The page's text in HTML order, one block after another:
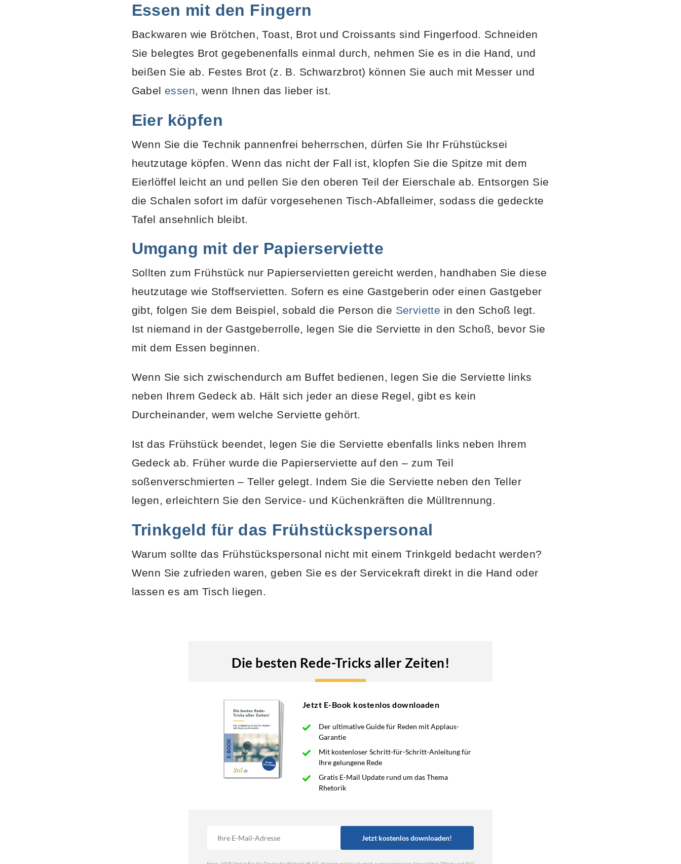
Essen mit den Fingern
Backwaren wie Brötchen, Toast, Brot und Croissants sind Fingerfood. Schneiden
Sie belegtes Brot gegebenenfalls einmal durch, nehmen Sie es in die Hand, und
beißen Sie ab. Festes Brot (z. B. Schwarzbrot) können Sie auch mit Messer und
Gabel essen, wenn Ihnen das lieber ist.
Eier köpfen
Wenn Sie die Technik pannenfrei beherrschen, dürfen Sie Ihr Frühstücksei
heutzutage köpfen. Wenn das nicht der Fall ist, klopfen Sie die Spitze mit dem
Eierlöffel leicht an und pellen Sie den oberen Teil der Eierschale ab. Entsorgen Sie
die Schalen sofort im dafür vorgesehenen Tisch-Abfalleimer, sodass die gedeckte
Tafel ansehnlich bleibt.
Umgang mit der Papierserviette
Sollten zum Frühstück nur Papierservietten gereicht werden, handhaben Sie diese
heutzutage wie Stoffservietten. Sofern es eine Gastgeberin oder einen Gastgeber
gibt, folgen Sie dem Beispiel, sobald die Person die Serviette in den Schoß legt.
Ist niemand in der Gastgeberrolle, legen Sie die Serviette in den Schoß, bevor Sie
mit dem Essen beginnen.
Wenn Sie sich zwischendurch am Buffet bedienen, legen Sie die Serviette links
neben Ihrem Gedeck ab. Hält sich jeder an diese Regel, gibt es kein
Durcheinander, wem welche Serviette gehört.
Ist das Frühstück beendet, legen Sie die Serviette ebenfalls links neben Ihrem
Gedeck ab. Früher wurde die Papierserviette auf den – zum Teil
soßenverschmierten – Teller gelegt. Indem Sie die Serviette neben den Teller
legen, erleichtern Sie den Service- und Küchenkräften die Mülltrennung.
Trinkgeld für das Frühstückspersonal
Warum sollte das Frühstückspersonal nicht mit einem Trinkgeld bedacht werden?
Wenn Sie zufrieden waren, geben Sie es der Servicekraft direkt in die Hand oder
lassen es am Tisch liegen.